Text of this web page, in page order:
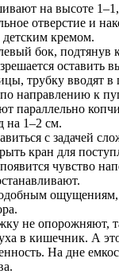
на высоте
отверстие и
кремом.
бок, подтянув
оставить
трубку вводят
направлению к
параллельно
на 1–2 см.
с задачей
кран для
чувство
не опорожняют,
в кишечник. А
На дне